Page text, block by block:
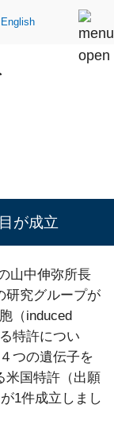
English
が成立
山中伸弥所長
研究グループが
（induced
特許につい
つの遺伝子を
米国特許（出願
1件成立しまし